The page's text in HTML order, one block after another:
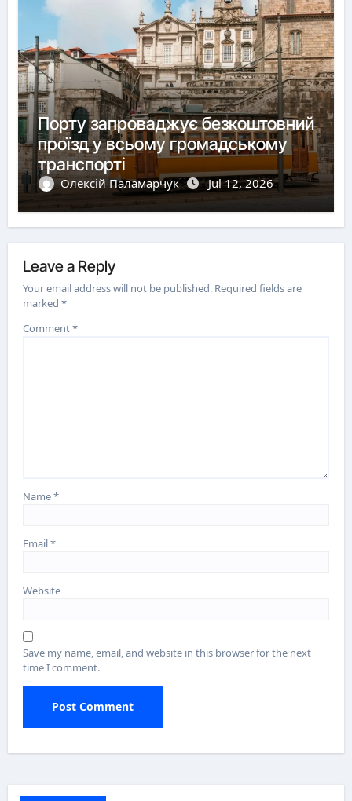
Порту запроваджує безкоштовний
проїзд у всьому громадському
транспорті
Олексій Паламарчук Jul 12, 2026
Leave a Reply
Your email address will not be published. Required fields are
marked*
Comment*
Name*
Email*
Website
Save my name, email, and website in this browser for the next
time I comment.